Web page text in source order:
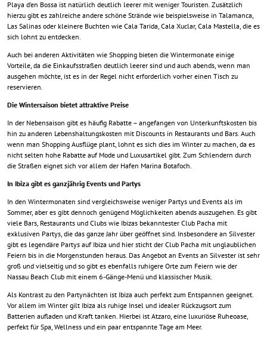
Playa d’en Bossa ist natürlich deutlich leerer mit weniger Touristen. Zusätzlich
hierzu gibt es zahlreiche andere schöne Strände wie beispielsweise in Talamanca,
Las Salinas oder kleinere Buchten wie Cala Tarida, Cala Xuclar, Cala Mastella, die es
sich lohnt zu entdecken.
Auch bei anderen Aktivitäten wie Shopping bieten die Wintermonate einige
Vorteile, da die Einkaufsstraßen deutlich leerer sind und auch abends, wenn man
ausgehen möchte, ist es in der Regel nicht erforderlich vorher einen Tisch zu
reservieren.
Die Wintersaison bietet attraktive Preise
In der Nebensaison gibt es häufig Rabatte – angefangen von Unterkunftskosten bis
hin zu anderen Lebenshaltungskosten mit Discounts in Restaurants und Bars. Auch
wenn man Shopping Ausflüge plant, lohnt es sich dies im Winter zu machen, da es
nicht selten hohe Rabatte auf Mode und Luxusartikel gibt. Zum Schlendern durch
die Straßen eignet sich vor allem der Hafen Marina Botafoch.
In Ibiza gibt es ganzjährig Events und Partys
In den Wintermonaten sind vergleichsweise weniger Partys und Events als im
Sommer, aber es gibt dennoch genügend Möglichkeiten abends auszugehen. Es gibt
viele Bars, Restaurants und Clubs wie Ibizas bekanntester Club Pacha mit
exklusiven Partys, die das ganze Jahr über geöffnet sind. Insbesondere an Silvester
gibt es legendäre Partys auf Ibiza und hier sticht der Club Pacha mit unglaublichen
Feiern bis in die Morgenstunden heraus. Das Angebot an Events an Silvester ist sehr
groß und vielseitig und so gibt es ebenfalls ruhigere Orte zum Feiern wie der
Nassau Beach Club mit einem 6-Gänge-Menü und klassischer Musik.
Als Kontrast zu den Partynächten ist Ibiza auch perfekt zum Entspannen geeignet.
Vor allem im Winter gilt Ibiza als ruhige Insel und idealer Rückzugsort zum
Batterien aufladen und Kraft tanken. Hierbei ist Atzaro, eine luxuriöse Ruheoase,
perfekt für Spa, Wellness und ein paar entspannte Tage am Meer.